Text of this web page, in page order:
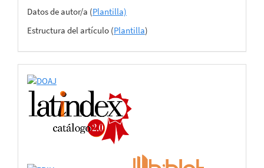
Archivos
del
envío
Datos de autor/a (Plantilla)
Estructura del artículo (Plantilla)
certificado
de
adhesión